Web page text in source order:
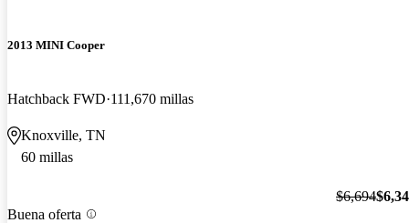
2013 MINI Cooper
Hatchback FWD 111,670 millas
Knoxville, TN
60 millas
Buena oferta
$6,694